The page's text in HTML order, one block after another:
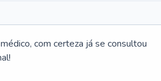
com certeza já se consultou